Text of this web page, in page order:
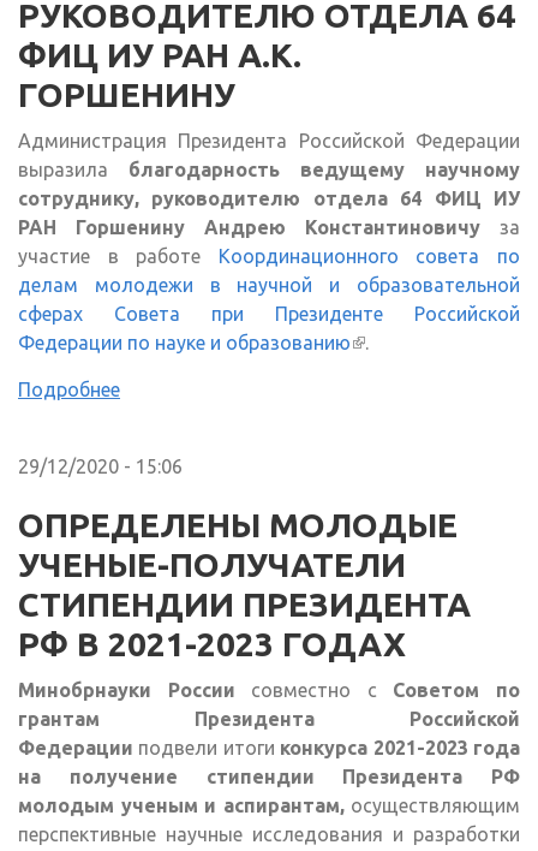
РУКОВОДИТЕЛЮ ОТДЕЛА 64
ФИЦ ИУ РАН А.К.
ГОРШЕНИНУ
Администрация Президента Российской Федерации
выразила благодарность ведущему научному
сотруднику, руководителю отдела 64 ФИЦ ИУ
РАН Горшенину Андрею Константиновичу за
участие в работе Координационного совета по
делам молодежи в научной и образовательной
сферах Совета при Президенте Российской
Федерации по науке и образованию(внешняя ссылка)
.
Подробнее
29/12/2020 - 15:06
ОПРЕДЕЛЕНЫ МОЛОДЫЕ
УЧЕНЫЕ-ПОЛУЧАТЕЛИ
СТИПЕНДИИ ПРЕЗИДЕНТА
РФ В 2021-2023 ГОДАХ
Минобрнауки России совместно с Советом по
грантам Президента Российской
Федерации подвели итоги конкурса 2021-2023 года
на получение стипендии Президента РФ
молодым ученым и аспирантам, осуществляющим
перспективные научные исследования и разработки